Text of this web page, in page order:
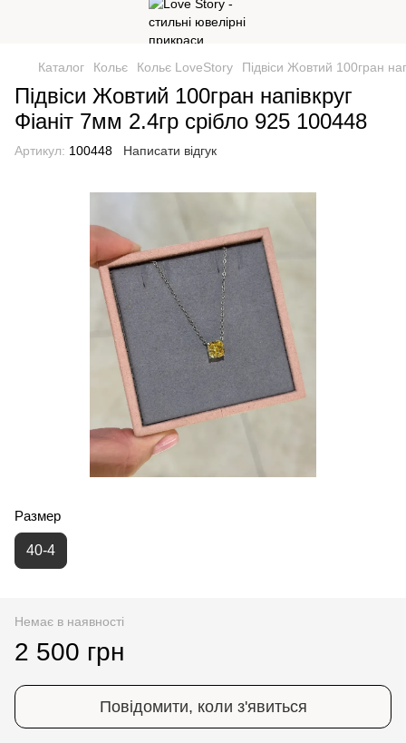
Каталог Кольє Кольє LoveStory Підвіси Жовтий 100гран
Підвіси Жовтий 100гран напівкруг
Фіаніт 7мм 2.4гр срібло 925 100448
Артикул: 100448 Написати відгук
Размер
40-4
Немає в наявності
2 500 грн
Повідомити, коли з'явиться